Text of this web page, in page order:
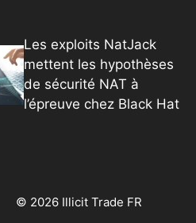
Les exploits NatJack
mettent les hypothèses
de sécurité NAT à
l’épreuve chez Black Hat
© 2026 Illicit Trade FR